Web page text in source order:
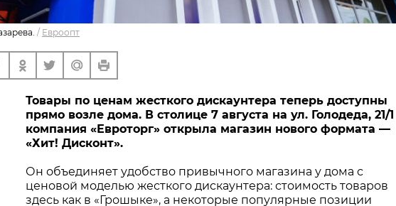
/ Евроопт
Товары по ценам жесткого дискаунтера теперь доступны
прямо возле дома. В столице 7 августа на ул. Голодеда, 21/1
компания «Евроторг» открыла магазин нового формата —
«Хит! Дисконт».
Он объединяет удобство привычного магазина у дома с
ценовой моделью жесткого дискаунтера: стоимость товаров
здесь как в «Грошыке», а некоторые популярные позиции